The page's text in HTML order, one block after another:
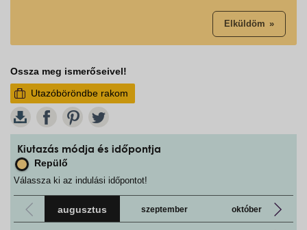
Elküldöm
Ossza meg ismerőseivel!
Utazóböröndbe rakom
Kiutazás módja és időpontja
Repülő
Válassza ki az indulási időpontot!
augusztus szeptember október